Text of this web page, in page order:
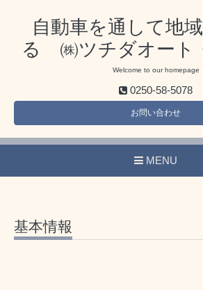
自動車を通して地
る ㈱ツチダオート
Welcome to our homepage
0250-58-5078
お問い合わせ
MENU
基本情報